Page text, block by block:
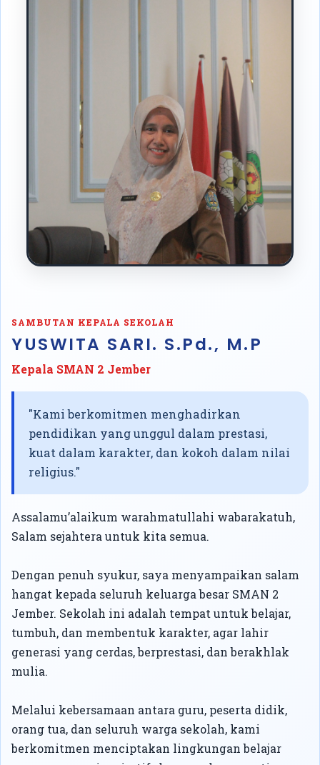
SAMBUTAN KEPALA SEKOLAH
YUSWITA SARI. S.Pd., M.P
Kepala SMAN 2 Jember
"Kami berkomitmen menghadirkan
pendidikan yang unggul dalam prestasi,
kuat dalam karakter, dan kokoh dalam nilai
religius."
Assalamu’alaikum warahmatullahi wabarakatuh,
Salam sejahtera untuk kita semua.
Dengan penuh syukur, saya menyampaikan salam
hangat kepada seluruh keluarga besar SMAN 2
Jember. Sekolah ini adalah tempat untuk belajar,
tumbuh, dan membentuk karakter, agar lahir
generasi yang cerdas, berprestasi, dan berakhlak
mulia.
Melalui kebersamaan antara guru, peserta didik,
orang tua, dan seluruh warga sekolah, kami
berkomitmen menciptakan lingkungan belajar